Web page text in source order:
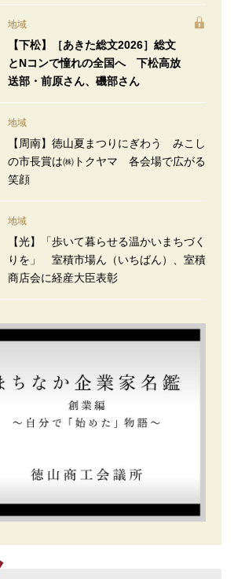
地域
【下松】［あきた総文2026］総文
とNコンで憧れの全国へ 下松高放
送部・前原さん、磯部さん
地域
【周南】徳山夏まつりにぎわう みこし
の市長賞は㈱トクヤマ 各会場で広がる
笑顔
地域
【光】「歩いて暮らせる温かいまちづく
りを」 室積市場ん（いちばん）、室積
商店会に経産大臣表彰